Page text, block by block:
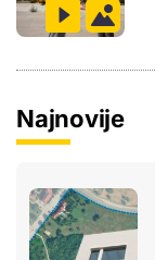
Najnovije